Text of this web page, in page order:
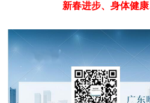
新春进步、身体健康